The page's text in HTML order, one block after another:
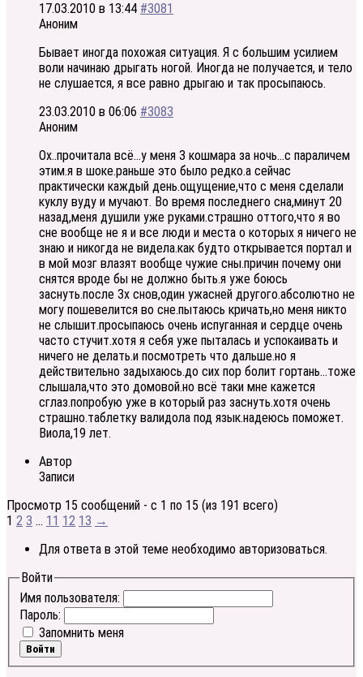
17.03.2010 в 13:44 #3081
Аноним
Бывает иногда похожая ситуация. Я с большим усилием
воли начинаю дрыгать ногой. Иногда не получается, и тело
не слушается, я все равно дрыгаю и так просыпаюсь.
23.03.2010 в 06:06 #3083
Аноним
Ох..прочитала всё…у меня 3 кошмара за ночь…с параличем
этим.я в шоке.раньше это было редко.а сейчас
практически каждый день.ощущение,что с меня сделали
куклу вуду и мучают. Во время последнего сна,минут 20
назад,меня душили уже руками.страшно оттого,что я во
сне вообще не я и все люди и места о которых я ничего не
знаю и никогда не видела.как будто открывается портал и
в мой мозг влазят вообще чужие сны.причин почему они
снятся вроде бы не должно быть.я уже боюсь
заснуть.после 3х снов,один ужасней другого.абсолютно не
могу пошевелится во сне.пытаюсь кричать,но меня никто
не слышит.просыпаюсь очень испуганная и сердце очень
часто стучит.хотя я себя уже пыталась и успокаивать и
ничего не делать.и посмотреть что дальше.но я
действительно задыхаюсь.до сих пор болит гортань…тоже
слышала,что это домовой.но всё таки мне кажется
сглаз.попробую уже в который раз заснуть.хотя очень
страшно.таблетку валидола под язык.надеюсь поможет.
Виола,19 лет.
Автор
Записи
Просмотр 15 сообщений - с 1 по 15 (из 191 всего)
1 2 3 … 11 12 13 →
Для ответа в этой теме необходимо авторизоваться.
Войти
Имя пользователя:
Пароль:
Запомнить меня
Войти